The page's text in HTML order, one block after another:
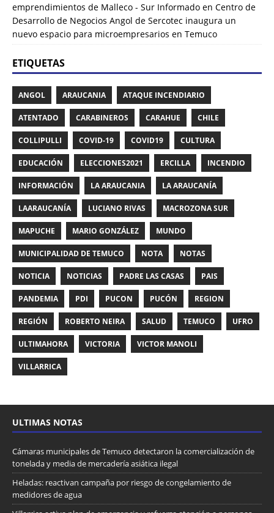
emprendimientos de Malleco - Sur Informado en Centro de
Desarrollo de Negocios Angol de Sercotec inaugura un
nuevo espacio para microempresarios en Temuco
ETIQUETAS
ANGOL ARAUCANIA ATAQUE INCENDIARIO
ATENTADO CARABINEROS CARAHUE CHILE
COLLIPULLI COVID-19 COVID19 CULTURA
EDUCACIÓN ELECCIONES2021 ERCILLA INCENDIO
INFORMACIÓN LA ARAUCANIA LA ARAUCANÍA
LAARAUCANÍA LUCIANO RIVAS MACROZONA SUR
MAPUCHE MARIO GONZÁLEZ MUNDO
MUNICIPALIDAD DE TEMUCO NOTA NOTAS
NOTICIA NOTICIAS PADRE LAS CASAS PAIS
PANDEMIA PDI PUCON PUCÓN REGION
REGIÓN ROBERTO NEIRA SALUD TEMUCO UFRO
ULTIMAHORA VICTORIA VICTOR MANOLI
VILLARRICA
ULTIMAS NOTAS
Cámaras municipales de Temuco detectaron la comercialización de
tonelada y media de mercadería asiática ilegal
Heladas: reactivan campaña por riesgo de congelamiento de
medidores de agua